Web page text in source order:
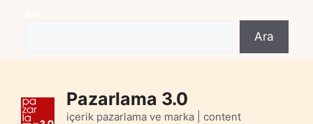
Ara
Pazarlama 3.0
içerik pazarlama ve marka | content